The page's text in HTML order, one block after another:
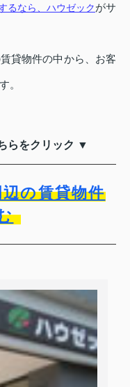
るなら、ハウゼックがサ
貸物件の中から、お客
。
らをクリック ▼
の賃貸物件